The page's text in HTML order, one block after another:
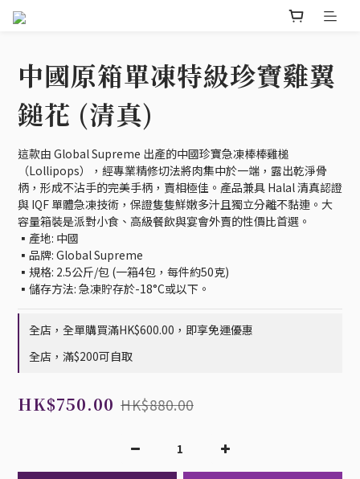
中國原箱單凍特級珍寶雞翼
鎚花 (清真)
這款由 Global Supreme 出產的中國珍寶急凍棒棒雞槌
（Lollipops），經專業精修切法將肉集中於一端，露出乾淨骨
柄，形成不沾手的完美手柄，賣相極佳。產品兼具 Halal 清真認證
與 IQF 單體急凍技術，保證隻隻鮮嫩多汁且獨立分離不黏連。大
容量箱裝是派對小食、高級餐飲與宴會外賣的性價比首選。
▪️產地: 中國
▪️品牌: Global Supreme
▪️規格: 2.5公斤/包 (一箱4包，每件約50克)
▪️儲存方法: 急凍貯存於-18°C或以下。
全店，全單購買滿HK$600.00，即享免運優惠
全店，滿$200可自取
HK$750.00 HK$880.00